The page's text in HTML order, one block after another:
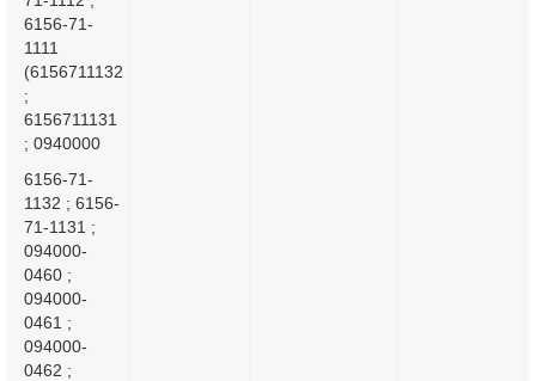
6156-71-
1111
(6156711132
;
6156711131
; 0940000
6156-71-
1132 ; 6156-
71-1131 ;
094000-
0460 ;
094000-
0461 ;
094000-
0462 ;